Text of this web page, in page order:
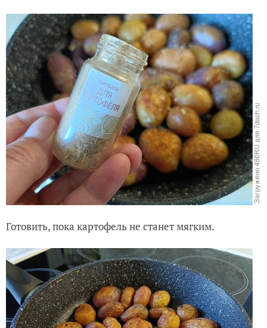
Готовить, пока картофель не станет мягким.